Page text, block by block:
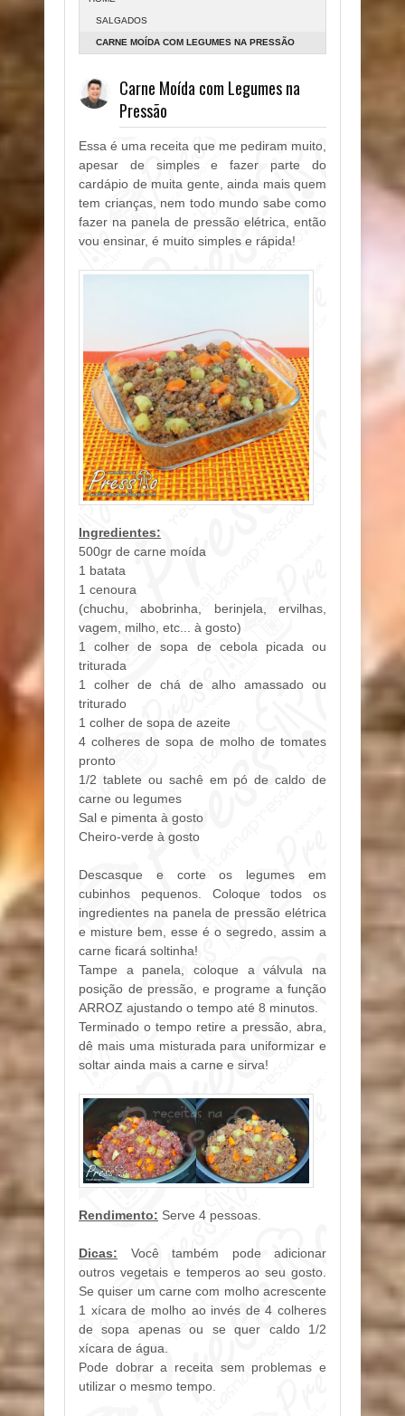
SALGADOS
CARNE MOÍDA COM LEGUMES NA PRESSÃO
Carne Moída com Legumes na
Pressão
Essa é uma receita que me pediram muito,
apesar de simples e fazer parte do
cardápio de muita gente, ainda mais quem
tem crianças, nem todo mundo sabe como
fazer na panela de pressão elétrica, então
vou ensinar, é muito simples e rápida!
Ingredientes:
500gr de carne moída
1 batata
1 cenoura
(chuchu, abobrinha, berinjela, ervilhas,
vagem, milho, etc... à gosto)
1 colher de sopa de cebola picada ou
triturada
1 colher de chá de alho amassado ou
triturado
1 colher de sopa de azeite
4 colheres de sopa de molho de tomates
pronto
1/2 tablete ou sachê em pó de caldo de
carne ou legumes
Sal e pimenta à gosto
Cheiro-verde à gosto
Descasque e corte os legumes em
cubinhos pequenos. Coloque todos os
ingredientes na panela de pressão elétrica
e misture bem, esse é o segredo, assim a
carne ficará soltinha!
Tampe a panela, coloque a válvula na
posição de pressão, e programe a função
ARROZ ajustando o tempo até 8 minutos.
Terminado o tempo retire a pressão, abra,
dê mais uma misturada para uniformizar e
soltar ainda mais a carne e sirva!
Rendimento: Serve 4 pessoas.
Dicas: Você também pode adicionar
outros vegetais e temperos ao seu gosto.
Se quiser um carne com molho acrescente
1 xícara de molho ao invés de 4 colheres
de sopa apenas ou se quer caldo 1/2
xícara de água.
Pode dobrar a receita sem problemas e
utilizar o mesmo tempo.